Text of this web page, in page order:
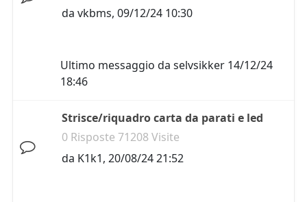
da vkbms, 09/12/24 10:30
Ultimo messaggio da selvsikker 14/12/24
18:46
Strisce/riquadro carta da parati e led
0 Risposte 71208 Visite
da K1k1, 20/08/24 21:52